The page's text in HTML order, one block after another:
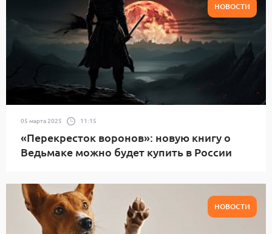
НОВОСТИ
05 марта 2025 11:15
«Перекресток воронов»: новую книгу о
Ведьмаке можно будет купить в России
НОВОСТИ